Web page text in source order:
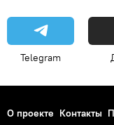
Telegram
О проекте Контакты